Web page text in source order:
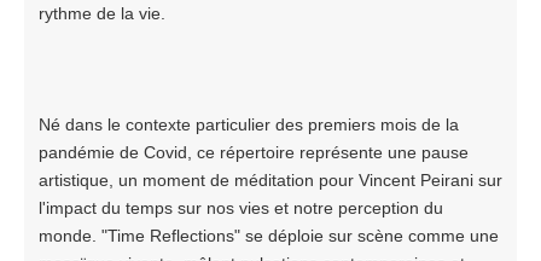
rythme de la vie.
Né dans le contexte particulier des premiers mois de la
pandémie de Covid, ce répertoire représente une pause
artistique, un moment de méditation pour Vincent Peirani sur
l'impact du temps sur nos vies et notre perception du
monde. "Time Reflections" se déploie sur scène comme une